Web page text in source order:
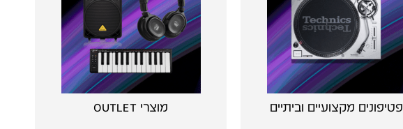
פטיפונים מקצועיים וביתיים מוצרי OUTLET